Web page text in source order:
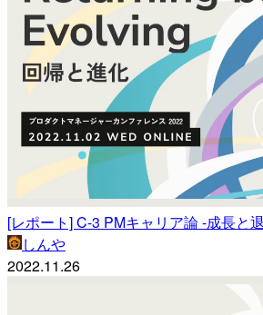
[レポート] C-3 PMキャリア論 -成長と
しんや
2022.11.26